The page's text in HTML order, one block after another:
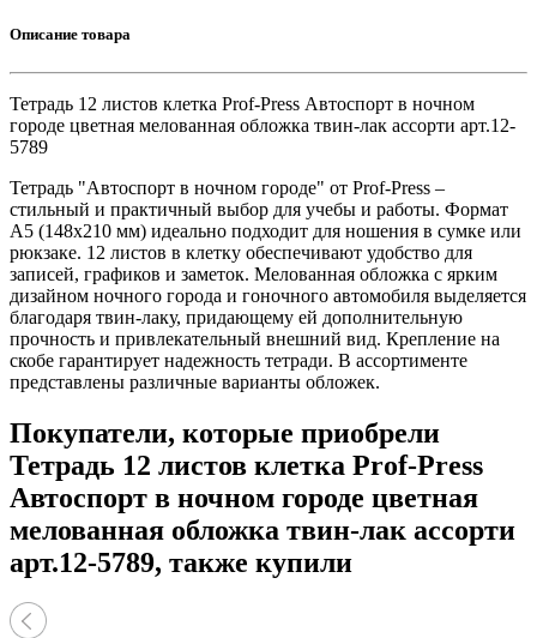
Описание товара
Тетрадь 12 листов клетка Prof-Press Автоспорт в ночном
городе цветная мелованная обложка твин-лак ассорти арт.12-
5789
Тетрадь "Автоспорт в ночном городе" от Prof-Press –
стильный и практичный выбор для учебы и работы. Формат
А5 (148x210 мм) идеально подходит для ношения в сумке или
рюкзаке. 12 листов в клетку обеспечивают удобство для
записей, графиков и заметок. Мелованная обложка с ярким
дизайном ночного города и гоночного автомобиля выделяется
благодаря твин-лаку, придающему ей дополнительную
прочность и привлекательный внешний вид. Крепление на
скобе гарантирует надежность тетради. В ассортименте
представлены различные варианты обложек.
Покупатели, которые приобрели
Тетрадь 12 листов клетка Prof-Press
Автоспорт в ночном городе цветная
мелованная обложка твин-лак ассорти
арт.12-5789, также купили